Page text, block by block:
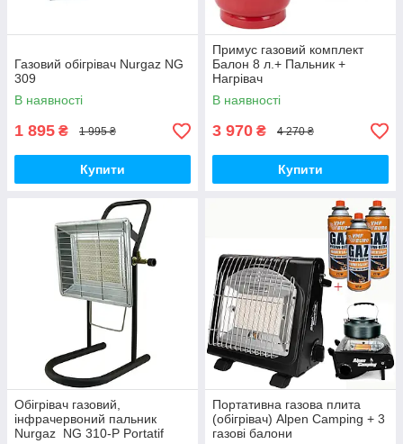
Газовий обігрівач Nurgaz NG
309
В наявності
1 895 ₴ 1 995 ₴
Купити
Примус газовий комплект
Балон 8 л.+ Пальник +
Нагрівач
В наявності
3 970 ₴ 4 270 ₴
Купити
Обігрівач газовий,
інфрачервоний пальник
Nurgaz NG 310-P Portatif
Портативна газова плита
(обігрівач) Alpen Camping + 3
газові балони